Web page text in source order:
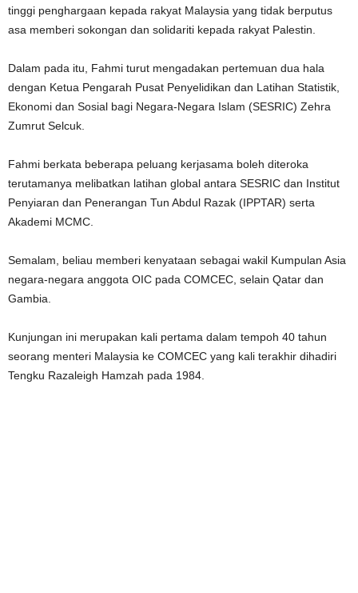
tinggi penghargaan kepada rakyat Malaysia yang tidak berputus
asa memberi sokongan dan solidariti kepada rakyat Palestin.
Dalam pada itu, Fahmi turut mengadakan pertemuan dua hala
dengan Ketua Pengarah Pusat Penyelidikan dan Latihan Statistik,
Ekonomi dan Sosial bagi Negara-Negara Islam (SESRIC) Zehra
Zumrut Selcuk.
Fahmi berkata beberapa peluang kerjasama boleh diteroka
terutamanya melibatkan latihan global antara SESRIC dan Institut
Penyiaran dan Penerangan Tun Abdul Razak (IPPTAR) serta
Akademi MCMC.
Semalam, beliau memberi kenyataan sebagai wakil Kumpulan Asia
negara-negara anggota OIC pada COMCEC, selain Qatar dan
Gambia.
Kunjungan ini merupakan kali pertama dalam tempoh 40 tahun
seorang menteri Malaysia ke COMCEC yang kali terakhir dihadiri
Tengku Razaleigh Hamzah pada 1984.